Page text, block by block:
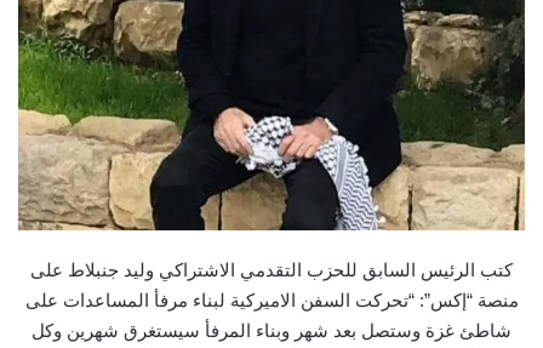
كتب الرئيس السابق للحزب التقدمي الاشتراكي وليد جنبلاط على
منصة “إكس”: “تحركت السفن الاميركية لبناء مرفأ المساعدات على
شاطئ غزة وستصل بعد شهر وبناء المرفأ سيستغرق شهرين وكل